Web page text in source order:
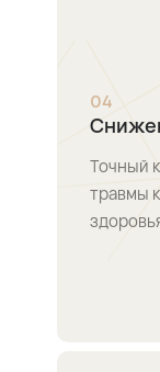
04
Точный
травмы